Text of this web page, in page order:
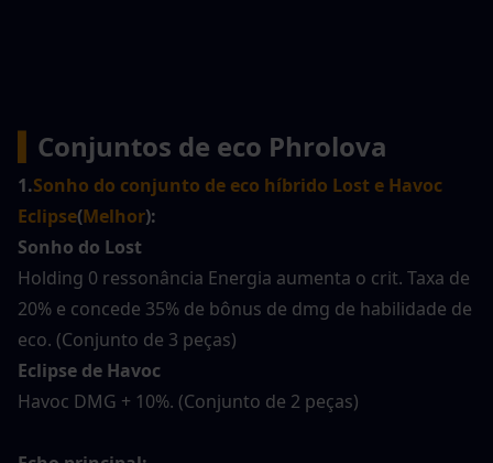
Conjuntos de eco Phrolova
1.Sonho do conjunto de eco híbrido Lost e Havoc
Eclipse(Melhor):
Sonho do Lost
Holding 0 ressonância Energia aumenta o crit. Taxa de
20% e concede 35% de bônus de dmg de habilidade de
eco. (Conjunto de 3 peças)
Eclipse de Havoc
Havoc DMG + 10%. (Conjunto de 2 peças)